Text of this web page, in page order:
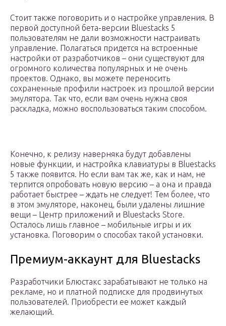
Стоит также поговорить и о настройке управления. В
первой доступной бета-версии Bluestacks 5
пользователям не дали возможности настраивать
управление. Полагаться придется на встроенные
настройки от разработчиков – они существуют для
огромного количества популярных и не очень
проектов. Однако, вы можете переносить
сохраненные профили настроек из прошлой версии
эмулятора. Так что, если вам очень нужна своя
раскладка, можно воспользоваться таким способом.
Конечно, к релизу наверняка будут добавлены
новые функции, и настройка клавиатуры в Bluestacks
5 также появится. Но если вам так же, как и нам, не
терпится опробовать новую версию – а она и правда
работает быстрее – ждать не следует! Тем более, что
в этом эмуляторе, наконец, были удалены лишние
вещи – Центр приложений и Bluestacks Store.
Осталось лишь главное – мобильные игры и их
установка. Поговорим о способах такой установки.
Премиум-аккаунт для Bluestacks
Разработчики Блюстакс зарабатывают не только на
рекламе, но и платной подписке для продвинутых
пользователей. Приобрести ее может каждый
желающий.